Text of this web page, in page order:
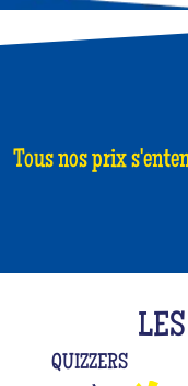
Tous nos prix
QUIZZERS